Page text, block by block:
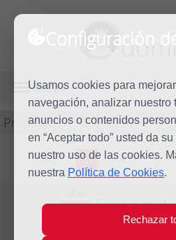
Configuración
Usamos cookies para
navegación, analizar nuestro
anuncios o contenidos
en “Aceptar todo” usted da
nuestro uso de las cookies.
nuestra Política de Cookies.
Rechazar
MENÚ
Predicación
L M X J
20